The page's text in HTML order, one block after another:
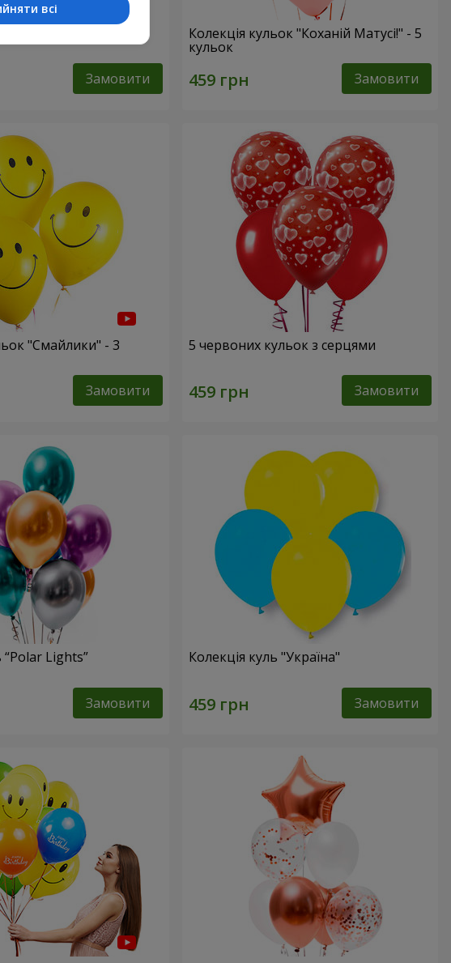
Замовити
Колекція кульок "Коханій Матусі!" - 5
кульок
Замовити
"Смайлики" - 3
Замовити
5 червоних кульок з серцями
Замовити
Lights”
Замовити
Колекція куль "Україна"
Замовити
всі